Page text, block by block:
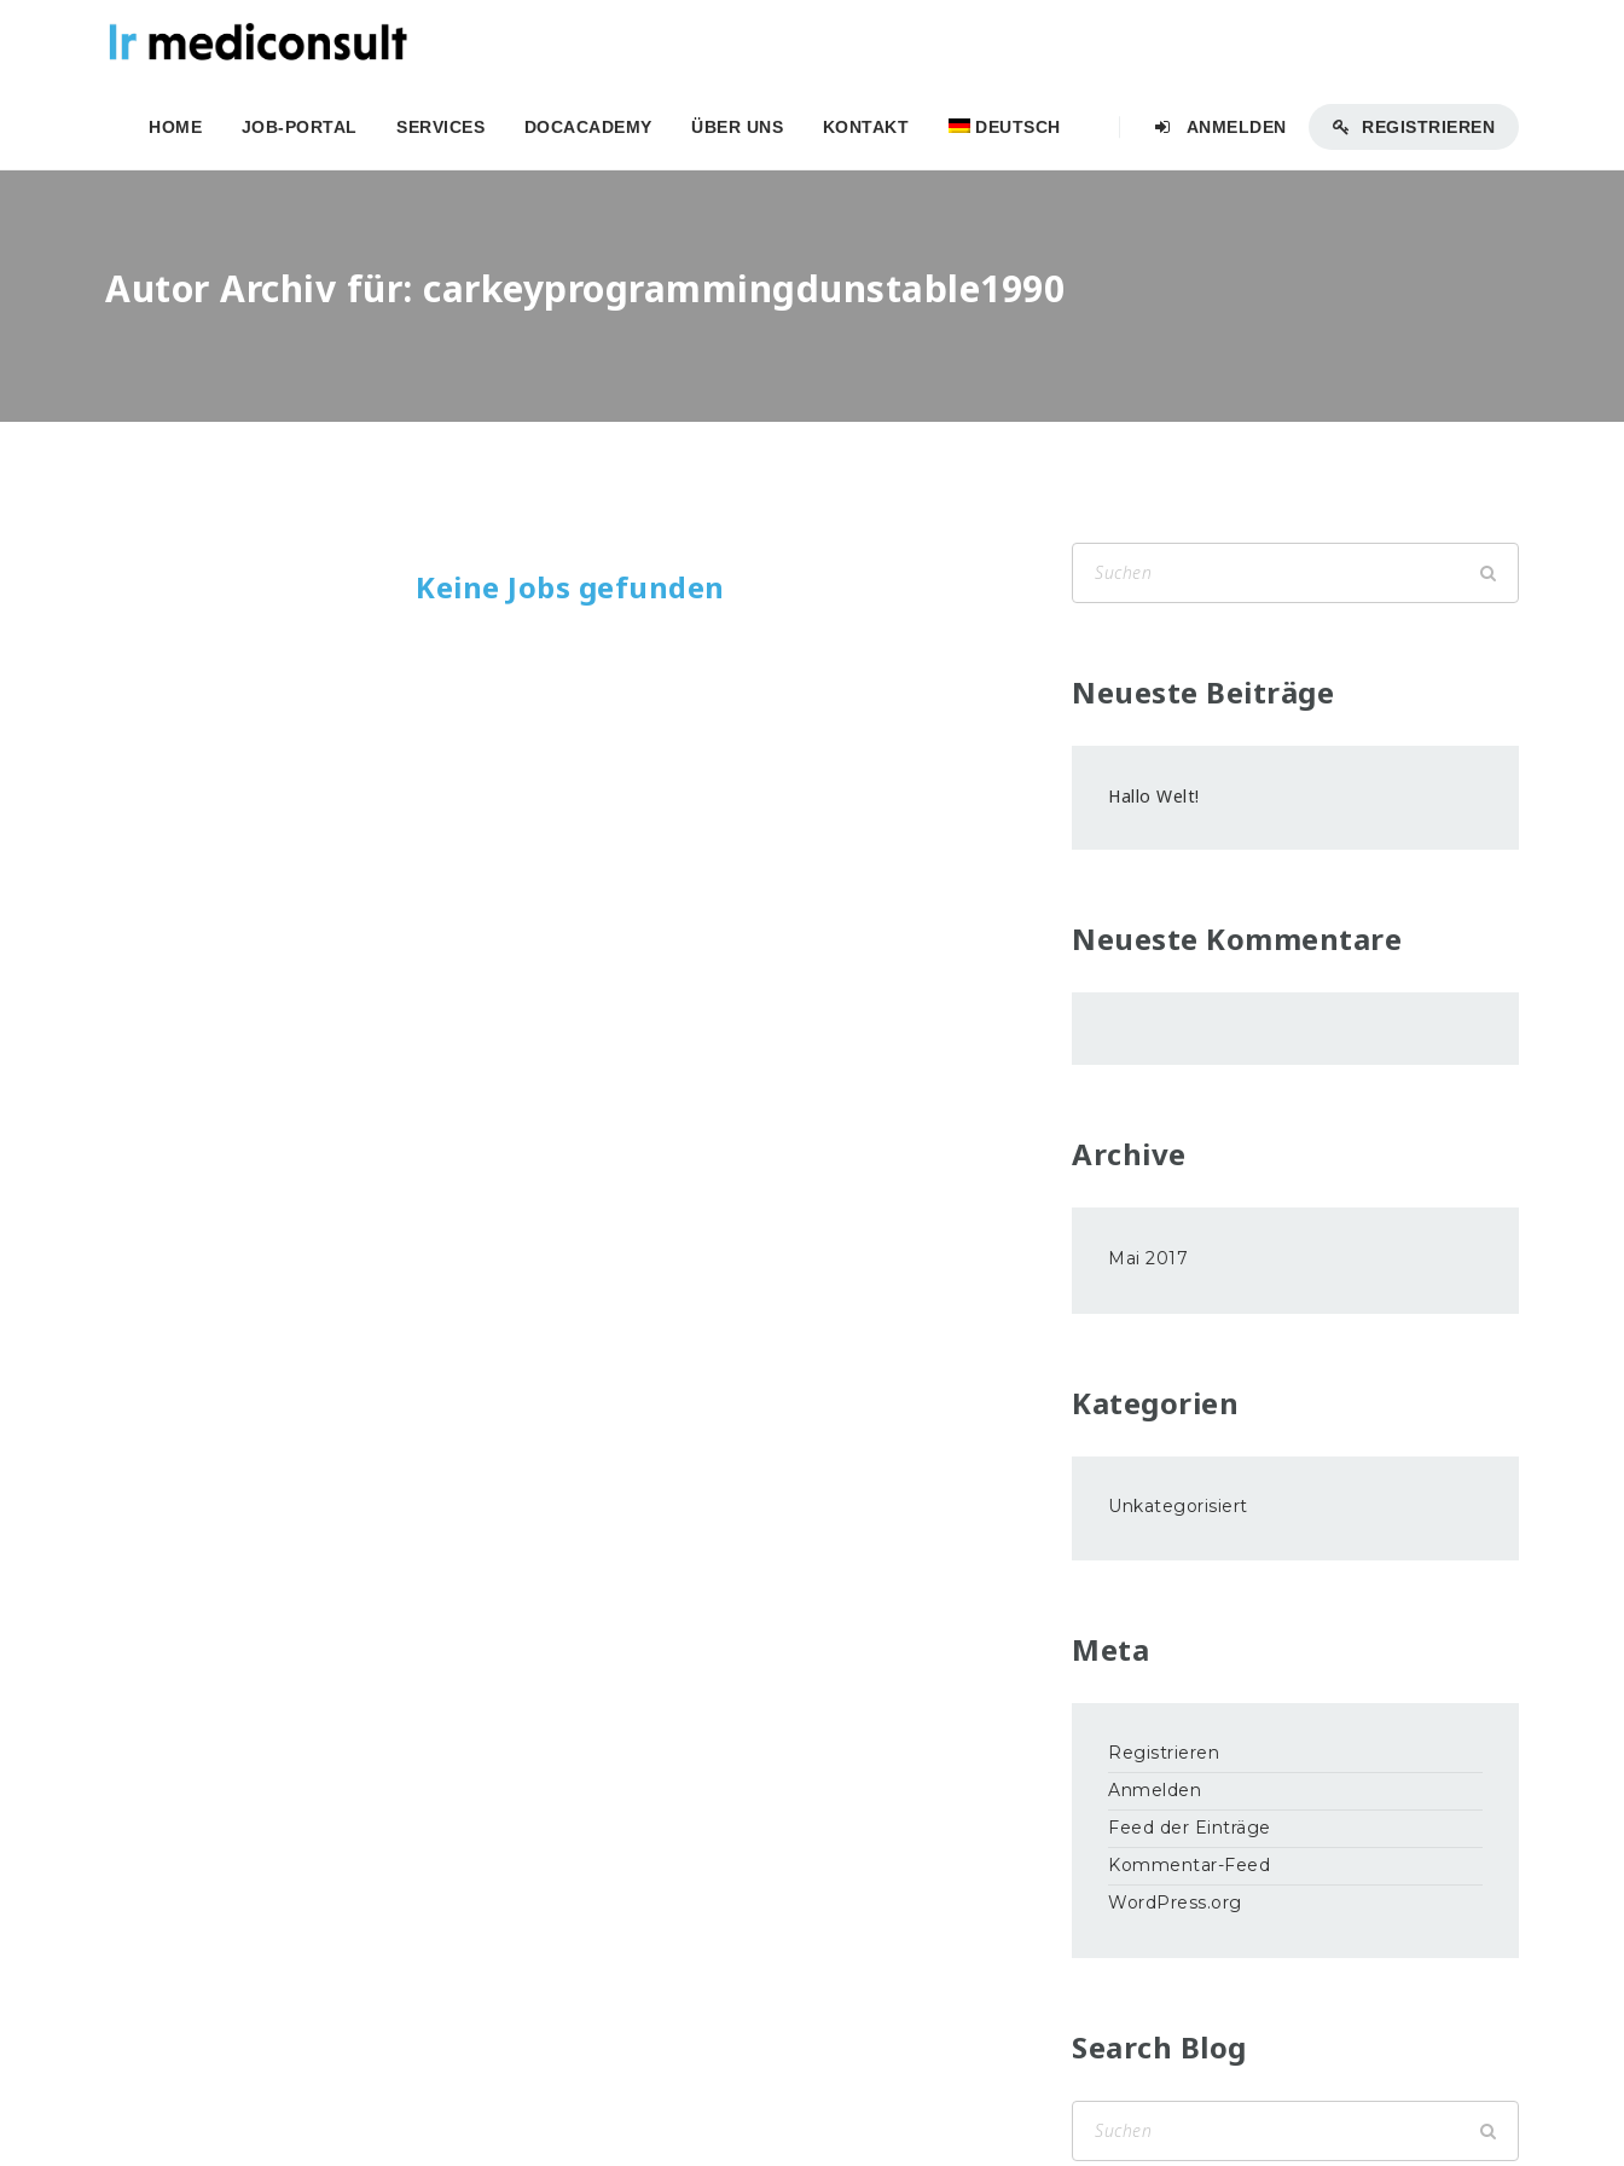
HOME JOB-PORTAL SERVICES DOCACADEMY ÜBER UNS KONTAKT DEUTSCH ANMELDEN REGISTRIEREN
Autor Archiv für: carkeyprogrammingdunstable1990
Keine Jobs gefunden
Neueste Beiträge
Hallo Welt!
Neueste Kommentare
Archive
Mai 2017
Kategorien
Unkategorisiert
Meta
Registrieren
Anmelden
Feed der Einträge
Kommentar-Feed
WordPress.org
Search Blog